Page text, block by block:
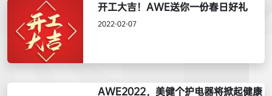
开工大吉！AWE送你一份春日好礼
2022-02-07
AWE2022，美健个护电器将掀起健康